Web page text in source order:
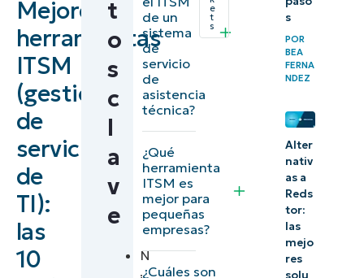
Mejores
herramientas
ITSM
(gestión
de
servicios
de
TI):
las
10
herramientas
de gestión
de servicios
de TI (ITSM)
Las 10
herramientas
ITSM
Comparación
de las
mejores
t
o
s
c
l
a
v
e
N
de un
sistema
de
servicio
de
asistencia
técnica?
¿Qué
herramienta
ITSM es
mejor para
pequeñas
empresas?
¿Cuáles son
e
t
s
s
POR
BEA
FERNA
NDEZ
Alter
nativ
as a
Reds
tor:
las
mejo
res